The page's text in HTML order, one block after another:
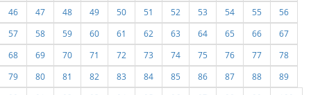
46
47 48 49 50 51 52 53 54 55
56
57
58 59 60 61 62 63 64 65 66
67
68
69 70 71 72 73 74 75 76 77
78
79
80 81 82 83 84 85 86 87 88
89